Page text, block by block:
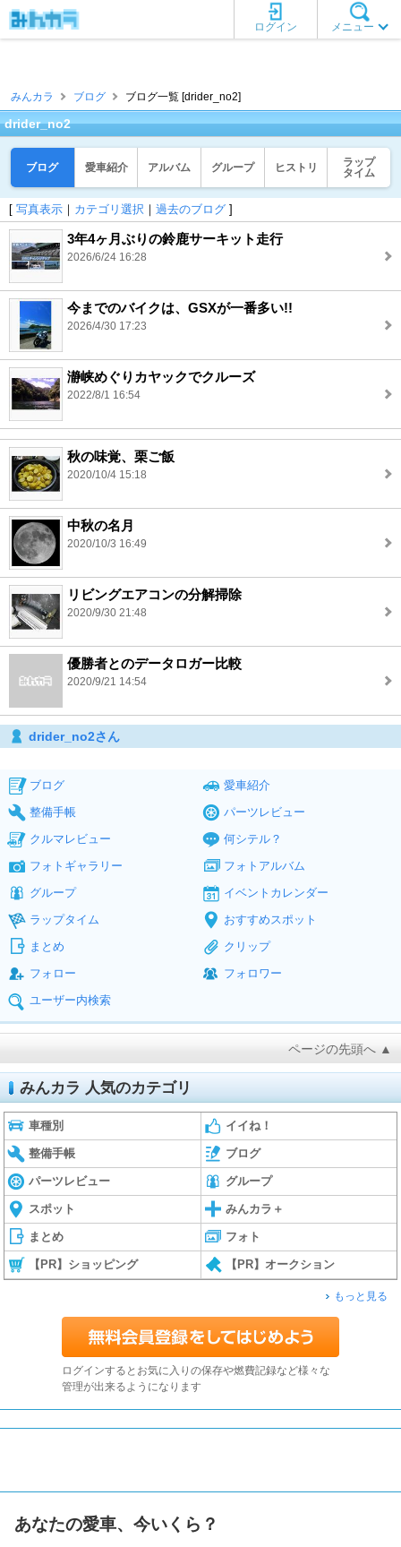
メニュー
ログイン
みんカラ ブログ ブログ一覧 [drider_no2]
drider_no2
ブログ 愛車紹介 アルバム グループ ヒストリ
ラップ
タイム
[ 写真表示 ｜ カテゴリ選択 ｜ 過去のブログ ]
3年4ヶ月ぶりの鈴鹿サーキット走行
2026/6/24 16:28
今までのバイクは、GSXが一番多い!!
2026/4/30 17:23
瀞峡めぐりカヤックでクルーズ
2022/8/1 16:54
秋の味覚、栗ご飯
2020/10/4 15:18
中秋の名月
2020/10/3 16:49
リビングエアコンの分解掃除
2020/9/30 21:48
優勝者とのデータロガー比較
2020/9/21 14:54
drider_no2さん
ブログ
愛車紹介
整備手帳
パーツレビュー
クルマレビュー
何シテル？
フォトギャラリー
フォトアルバム
グループ
イベントカレンダー
ラップタイム
おすすめスポット
まとめ
クリップ
フォロー
フォロワー
ユーザー内検索
ページの先頭へ ▲
みんカラ 人気のカテゴリ
車種別 イイね！
整備手帳 ブログ
パーツレビュー グループ
スポット みんカラ＋
まとめ フォト
【PR】ショッピング 【PR】オークション
もっと見る
ログインするとお気に入りの保存や燃費記録など様々な
管理が出来るようになります
あなたの愛車、今いくら？